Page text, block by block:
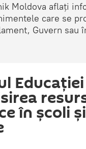
Moldova aflați
care se
Guvern sau
în școli și